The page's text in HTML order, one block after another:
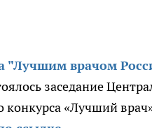
"Лучшим врачом
заседание
конкурса «Лучший